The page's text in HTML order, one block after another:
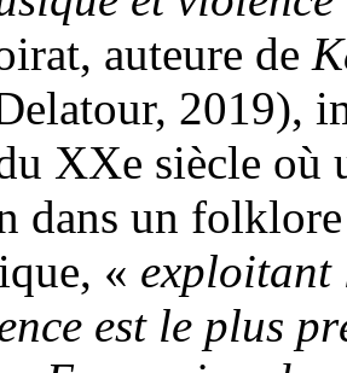
auteure de
2019),
XXe siècle où
dans un
« exploitant
est le plus